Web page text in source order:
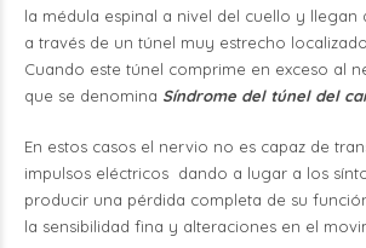
la médula espinal a nivel del cuello y llegan
a través de un túnel muy estrecho
Cuando este túnel comprime en exceso al
que se denomina Síndrome del túnel del
En estos casos el nervio no es capaz de
impulsos eléctricos dando a lugar a los
producir una pérdida completa de su
la sensibilidad fina y alteraciones en el